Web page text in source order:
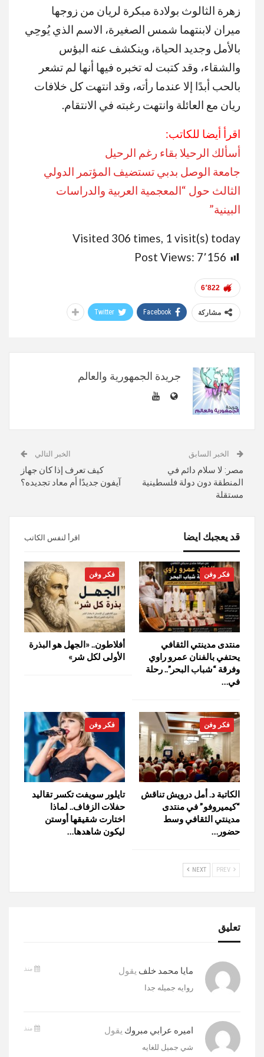
زهرة الثالوث بولادة مبكرة لريان من زوجها
ميران لابنتهما شمس الصغيرة، الاسم الذي يُوحِي
بالأمل وجديد الحياة، وينكشف عنه البؤس
والشقاء، وقد كتبت له تخبره فيها أنها لم تشعر
بالحب أبدًا إلا عندما رأته، وقد انتهت كل خلافات
ريان مع العائلة وانتهت رغبته في الانتقام.
اقرأ أيضا للكاتب:
أسألك الرحيلا بقاء رغم الرحيل
جامعة الوصل بدبي تستضيف المؤتمر الدولي
الثالث حول “المعجمية العربية والدراسات
البينية”
Visited 306 times, 1 visit(s) today
Post Views: 7٬156
6٬822
مشاركة Facebook
Twitter
جريدة الجمهورية والعالم
الخبر السابق
مصر: لا سلام دائم في
المنطقة دون دولة فلسطينية
مستقلة
الخبر التالي
كيف تعرف إذا كان جهاز
آيفون جديدًا أم معاد تجديده؟
قد يعجبك ايضا اقرأ لنفس الكاتب
فكر وفن
منتدى مدينتي الثقافي
يحتفي بالفنان عمرو راوي
وفرقة “شباب البحر”.. رحلة
في…
فكر وفن
أفلاطون.. «الجهل هو البذرة
الأولى لكل شر»
فكر وفن
الكاتبة د. أمل درويش تناقش
“كيميروفو” في منتدى
مدينتي الثقافي وسط
حضور…
فكر وفن
تايلور سويفت تكسر تقاليد
حفلات الزفاف.. لماذا
اختارت شقيقها أوستن
ليكون شاهدها…
NEXT
تعليق
مايا محمد خلف يقول منذ
روايه جميله جدا
اميره عرابي مبروك يقول منذ
شي جميل للغايه